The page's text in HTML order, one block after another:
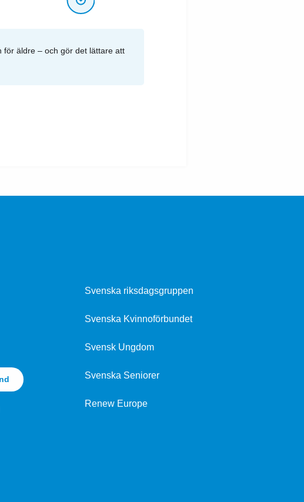
för äldre – och gör det lättare att
Svenska riksdagsgruppen
Svenska Kvinnoförbundet
Svensk Ungdom
Svenska Seniorer
Renew Europe